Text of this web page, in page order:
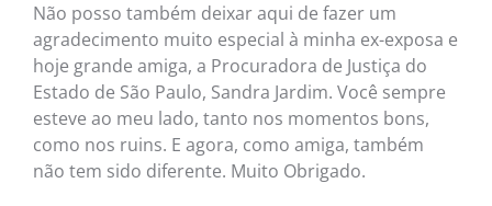
Não posso também deixar aqui de fazer um
agradecimento muito especial à minha ex-exposa e
hoje grande amiga, a Procuradora de Justiça do
Estado de São Paulo, Sandra Jardim. Você sempre
esteve ao meu lado, tanto nos momentos bons,
como nos ruins. E agora, como amiga, também
não tem sido diferente. Muito Obrigado.